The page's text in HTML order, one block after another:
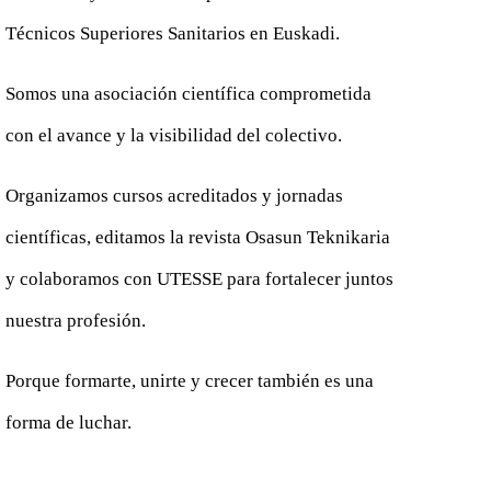
Técnicos Superiores Sanitarios en Euskadi.
Somos una asociación científica comprometida
con el avance y la visibilidad del colectivo.
Organizamos cursos acreditados y jornadas
científicas, editamos la revista Osasun Teknikaria
y colaboramos con UTESSE para fortalecer juntos
nuestra profesión.
Porque formarte, unirte y crecer también es una
forma de luchar.